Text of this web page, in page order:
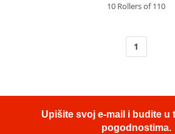
10 Rollers of 110
1
Upišite svoj e-mail i budite u
pogodnostima.